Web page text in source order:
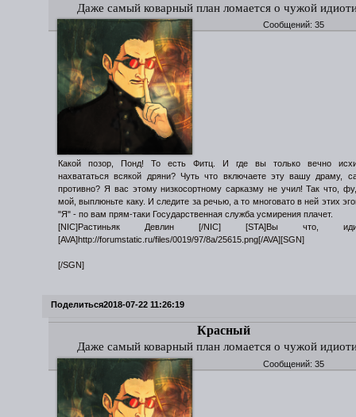
Даже самый коварный план ломается о чужой
Сообщений: 35
Какой позор, Понд! То есть Фитц. И где вы только вечно
нахвататься всякой дряни? Чуть что включаете эту вашу драму,
противно? Я вас этому низкосортному сарказму не учил! Так что,
мой, выплюньте каку. И следите за речью, а то многовато в ней этих
"Я" - по вам прям-таки Государственная служба усмирения плачет.
[NIC]Растиньяк Девлин [/NIC] [STA]Вы что,
[AVA]http://forumstatic.ru/files/0019/97/8a/25615.png[/AVA][SGN]
[/SGN]
Поделиться2018-07-22 11:26:19
Красный
Даже самый коварный план ломается о чужой
Сообщений: 35